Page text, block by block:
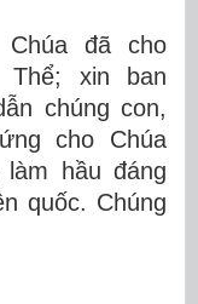
đã cho
Thể; xin ban
chúng con,
cho Chúa
hầu đáng
quốc. Chúng